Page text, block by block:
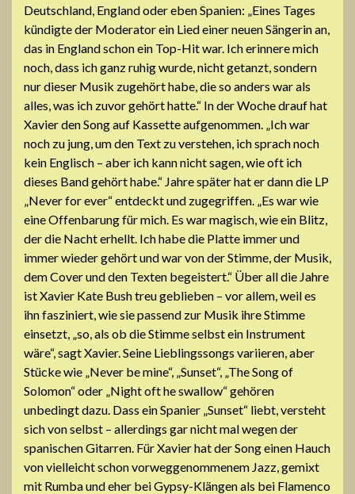
Deutschland, England oder eben Spanien: „Eines Tages
kündigte der Moderator ein Lied einer neuen Sängerin an,
das in England schon ein Top-Hit war. Ich erinnere mich
noch, dass ich ganz ruhig wurde, nicht getanzt, sondern
nur dieser Musik zugehört habe, die so anders war als
alles, was ich zuvor gehört hatte.“ In der Woche drauf hat
Xavier den Song auf Kassette aufgenommen. „Ich war
noch zu jung, um den Text zu verstehen, ich sprach noch
kein Englisch – aber ich kann nicht sagen, wie oft ich
dieses Band gehört habe.“ Jahre später hat er dann die LP
„Never for ever“ entdeckt und zugegriffen. „Es war wie
eine Offenbarung für mich. Es war magisch, wie ein Blitz,
der die Nacht erhellt. Ich habe die Platte immer und
immer wieder gehört und war von der Stimme, der Musik,
dem Cover und den Texten begeistert.“ Über all die Jahre
ist Xavier Kate Bush treu geblieben – vor allem, weil es
ihn fasziniert, wie sie passend zur Musik ihre Stimme
einsetzt, „so, als ob die Stimme selbst ein Instrument
wäre“, sagt Xavier. Seine Lieblingssongs variieren, aber
Stücke wie „Never be mine“, „Sunset“, „The Song of
Solomon“ oder „Night oft he swallow“ gehören
unbedingt dazu. Dass ein Spanier „Sunset“ liebt, versteht
sich von selbst – allerdings gar nicht mal wegen der
spanischen Gitarren. Für Xavier hat der Song einen Hauch
von vielleicht schon vorweggenommenem Jazz, gemixt
mit Rumba und eher bei Gypsy-Klängen als bei Flamenco